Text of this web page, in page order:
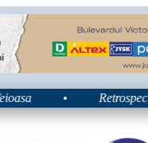
• Retrospectiva